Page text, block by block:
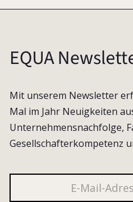
EQUA
Mit unserem Newsletter
Mal im Jahr Neuigkeiten
Unternehmensnachfolge,
Gesellschafterkompetenz